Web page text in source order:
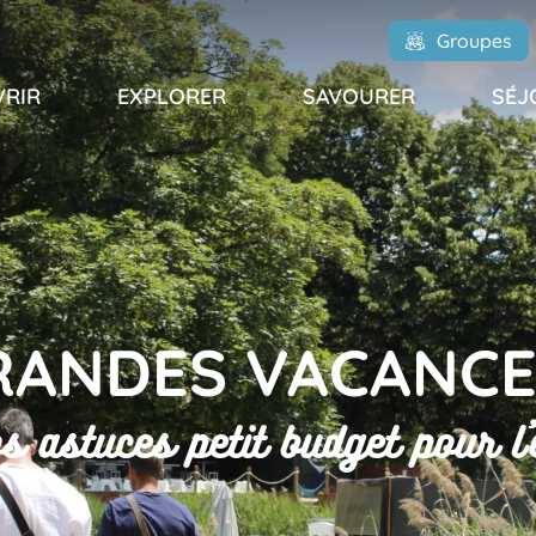
Groupes
EXPLORER SAVOURER
astuces petit budget pour